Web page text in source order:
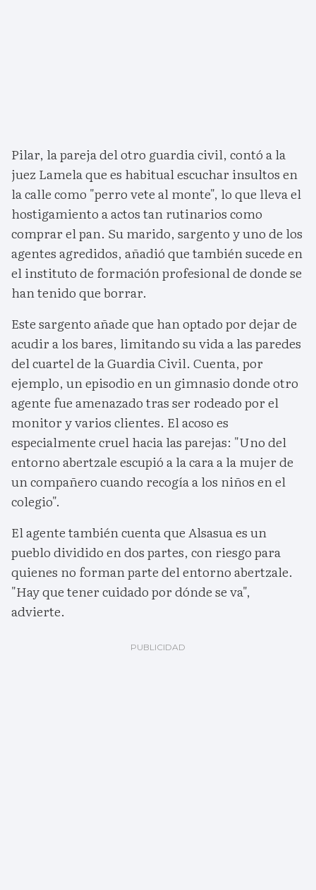
Pilar, la pareja del otro guardia civil, contó a la
juez Lamela que es habitual escuchar insultos en
la calle como "perro vete al monte", lo que lleva el
hostigamiento a actos tan rutinarios como
comprar el pan. Su marido, sargento y uno de los
agentes agredidos, añadió que también sucede en
el instituto de formación profesional de donde se
han tenido que borrar.
Este sargento añade que han optado por dejar de
acudir a los bares, limitando su vida a las paredes
del cuartel de la Guardia Civil. Cuenta, por
ejemplo, un episodio en un gimnasio donde otro
agente fue amenazado tras ser rodeado por el
monitor y varios clientes. El acoso es
especialmente cruel hacia las parejas: "Uno del
entorno abertzale escupió a la cara a la mujer de
un compañero cuando recogía a los niños en el
colegio".
El agente también cuenta que Alsasua es un
pueblo dividido en dos partes, con riesgo para
quienes no forman parte del entorno abertzale.
"Hay que tener cuidado por dónde se va",
advierte.